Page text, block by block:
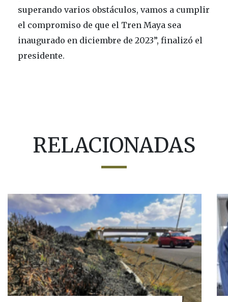
superando varios obstáculos, vamos a cumplir
el compromiso de que el Tren Maya sea
inaugurado en diciembre de 2023”, finalizó el
presidente.
RELACIONADAS